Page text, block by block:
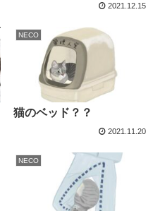
2021.12.15
NECO
猫のベッド？？
2021.11.20
NECO